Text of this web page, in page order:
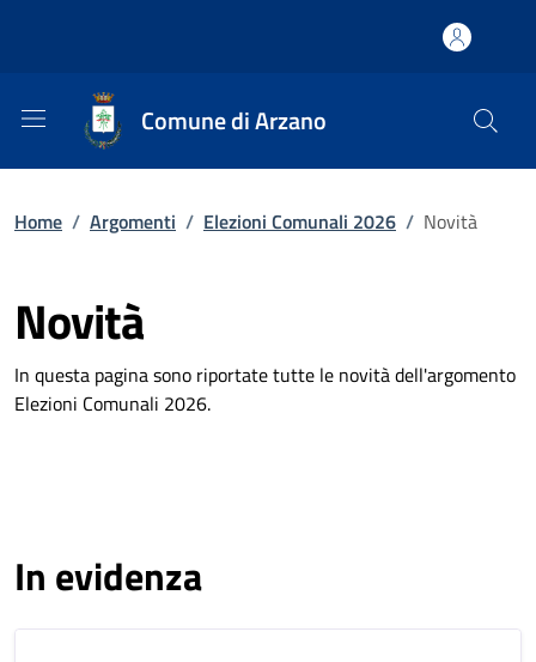
Comune di Arzano
Home / Argomenti / Elezioni Comunali 2026 / Novità
Novità
In questa pagina sono riportate tutte le novità dell'argomento
Elezioni Comunali 2026.
In evidenza